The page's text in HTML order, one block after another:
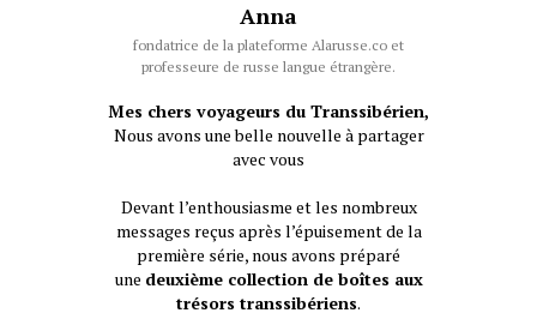
Anna
fondatrice de la plateforme Alarusse.co et
professeure de russe langue étrangère.
Mes chers voyageurs du Transsibérien,
Nous avons une belle nouvelle à partager
avec vous
Devant l’enthousiasme et les nombreux
messages reçus après l’épuisement de la
première série, nous avons préparé
une deuxième collection de boîtes aux
trésors transsibériens.